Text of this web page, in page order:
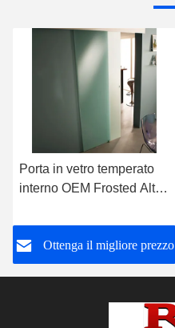
Porta in vetro temperato
interno OEM Frosted Alta
Ottenga il migliore prezzo